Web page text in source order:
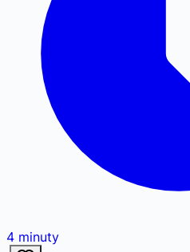
4 minuty